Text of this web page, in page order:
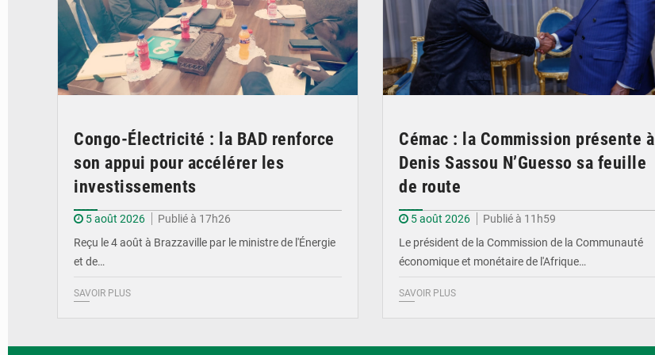
Congo-Électricité : la BAD renforce
son appui pour accélérer les
investissements
5 août 2026
Publié à 17h26
Reçu le 4 août à Brazzaville par le ministre de l'Énergie
et de…
SAVOIR PLUS
Cémac : la Commission présente à
Denis Sassou N’Guesso sa feuille
de route
5 août 2026
Publié à 11h59
Le président de la Commission de la Communauté
économique et monétaire de l'Afrique…
SAVOIR PLUS